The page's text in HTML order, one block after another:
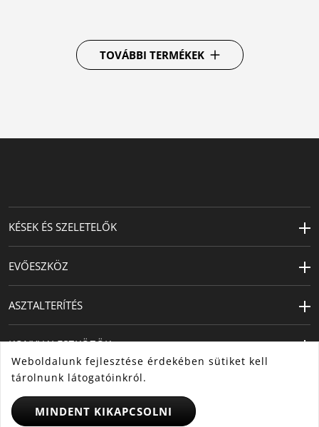
TOVÁBBI TERMÉKEK
KÉSEK ÉS SZELETELŐK
EVŐESZKÖZ
ASZTALTERÍTÉS
KONYHAI ESZKÖZÖK
Weboldalunk fejlesztése érdekében sütiket kell
tárolnunk látogatóinkról.
MINDENT KIKAPCSOLNI